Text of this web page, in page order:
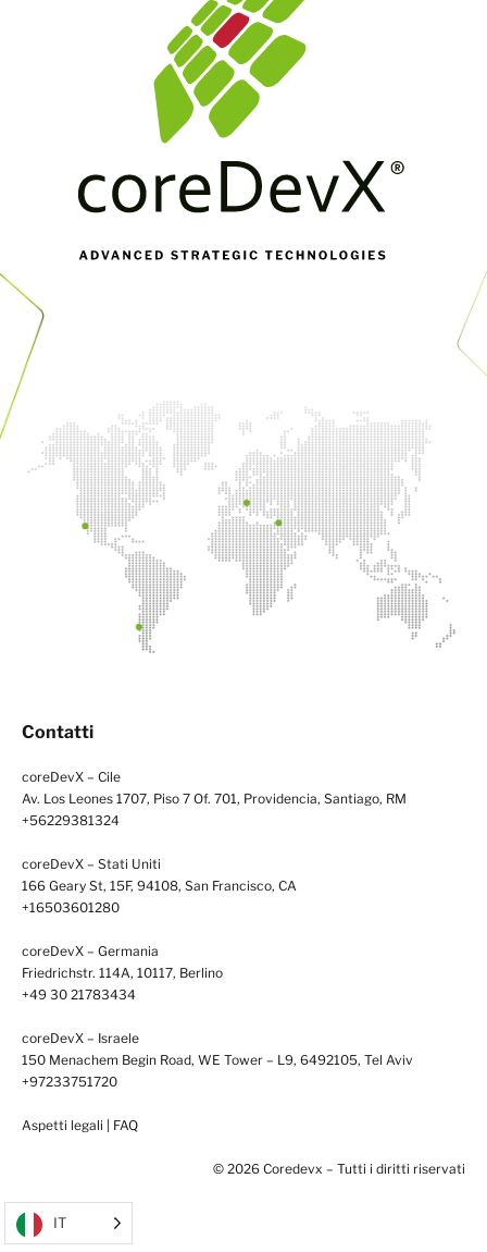
Contatti
coreDevX – Cile
Av. Los Leones 1707, Piso 7 Of. 701, Providencia, Santiago, RM
+56229381324
coreDevX – Stati Uniti
166 Geary St, 15F, 94108, San Francisco, CA
+16503601280
coreDevX – Germania
Friedrichstr. 114A, 10117, Berlino
+49 30 21783434
coreDevX – Israele
150 Menachem Begin Road, WE Tower – L9, 6492105, Tel Aviv
+97233751720
Aspetti legali FAQ
© 2026 Coredevx – Tutti i diritti riservati
IT